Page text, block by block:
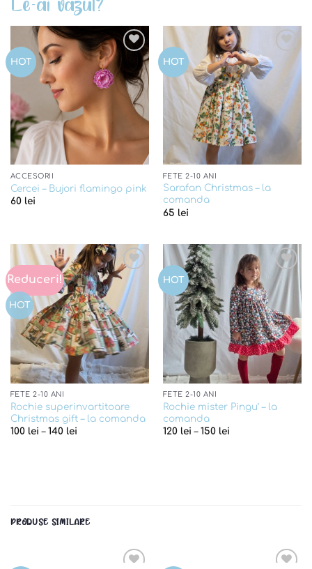
HOT
Add to
wishlist
ACCESORII
Cercei – Bujori flamingo pink
60 lei
HOT
Add to
wishlist
FETE 2-10 ANI
Sarafan Christmas – la
comanda
65 lei
Reduceri!
HOT
Add to
wishlist
FETE 2-10 ANI
Rochie superinvartitoare
Christmas gift – la comanda
100 lei – 140 lei
HOT
Add to
wishlist
FETE 2-10 ANI
Rochie mister Pingu’ – la
comanda
120 lei – 150 lei
PRODUSE SIMILARE